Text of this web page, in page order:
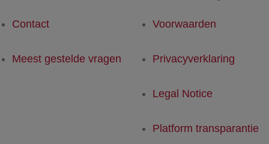
Contact
Meest gestelde vragen
Voorwaarden
Privacyverklaring
Legal Notice
Platform transparantie